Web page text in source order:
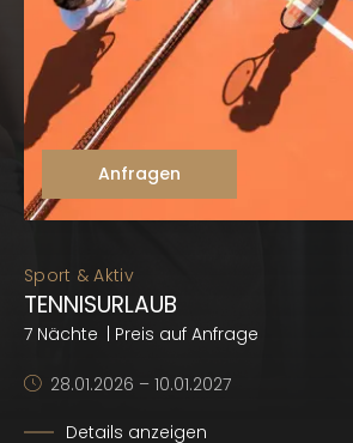
Anfragen
Sport & Aktiv
TENNISURLAUB
7 Nächte | Preis auf Anfrage
28.01.2026 – 10.01.2027
Details anzeigen